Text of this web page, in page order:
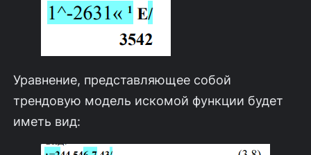
Уравнение, представляющее собой
трендовую модель искомой функции будет
иметь вид: